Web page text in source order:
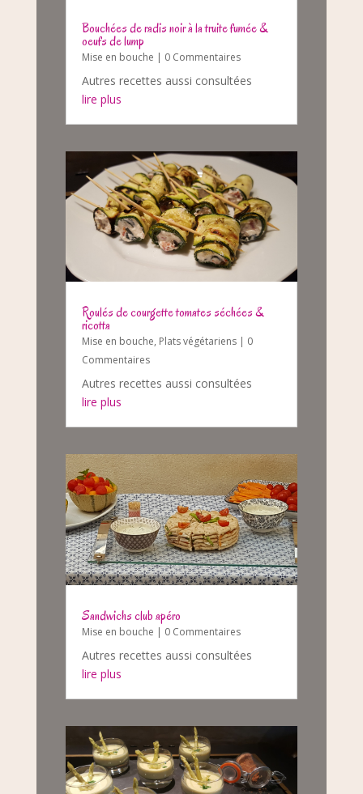
Bouchées de radis noir à la truite fumée &
oeufs de lump
Mise en bouche | 0 Commentaires
Autres recettes aussi consultées
lire plus
Roulés de courgette tomates séchées &
ricotta
Mise en bouche, Plats végétariens| 0
Commentaires
Autres recettes aussi consultées
lire plus
Sandwichs club apéro
Mise en bouche | 0 Commentaires
Autres recettes aussi consultées
lire plus